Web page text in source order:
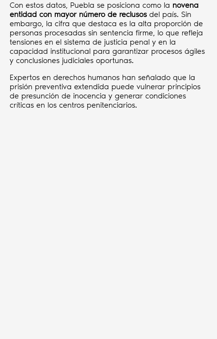
Con estos datos, Puebla se posiciona como la novena
entidad con mayor número de reclusosdel país. Sin
embargo, la cifra que destaca es la alta proporción de
personas procesadas sin sentencia firme, lo que refleja
tensiones en el sistema de justicia penal y en la
capacidad institucional para garantizar procesos ágiles
y conclusiones judiciales oportunas.
Expertos en derechos humanos han señalado que la
prisión preventiva extendida puede vulnerar principios
de presunción de inocencia y generar condiciones
críticas en los centros penitenciarios.